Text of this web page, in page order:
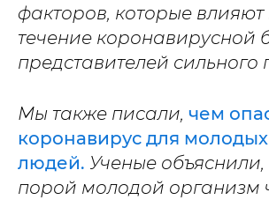
факторов, которые
течение коронавирусной
представителей сильного
Мы также писали, чем
коронавирус для молодых
людей. Ученые объяснили,
порой молодой организм